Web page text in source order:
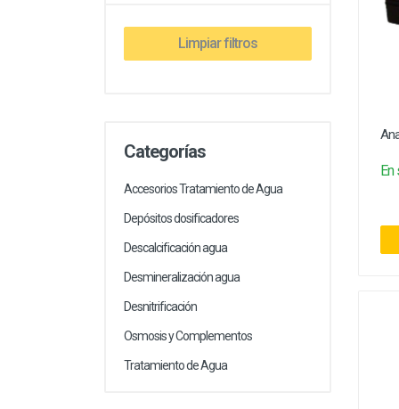
Limpiar filtros
Categorías
Accesorios Tratamiento de Agua
Depósitos dosificadores
Descalcificación agua
Desmineralización agua
Desnitrificación
Osmosis y Complementos
Tratamiento de Agua
En